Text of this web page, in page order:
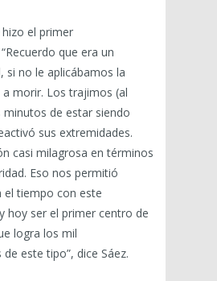
el primer
que era un
si no le aplicábamos la
morir. Los trajimos (al
minutos de estar siendo
sus extremidades.
casi milagrosa en términos
Eso nos permitió
el tiempo con este
hoy ser el primer centro de
logra los mil
este tipo”, dice Sáez.